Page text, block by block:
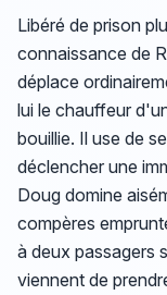
Libéré de prison
connaissance de
déplace
lui le chauffeur
bouillie. Il use de
déclencher une
Doug domine
compères
à deux passagers
viennent de